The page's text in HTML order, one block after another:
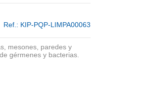
Ref.: KIP-PQP-LIMPA00063
mesones, paredes y
gérmenes y bacterias.